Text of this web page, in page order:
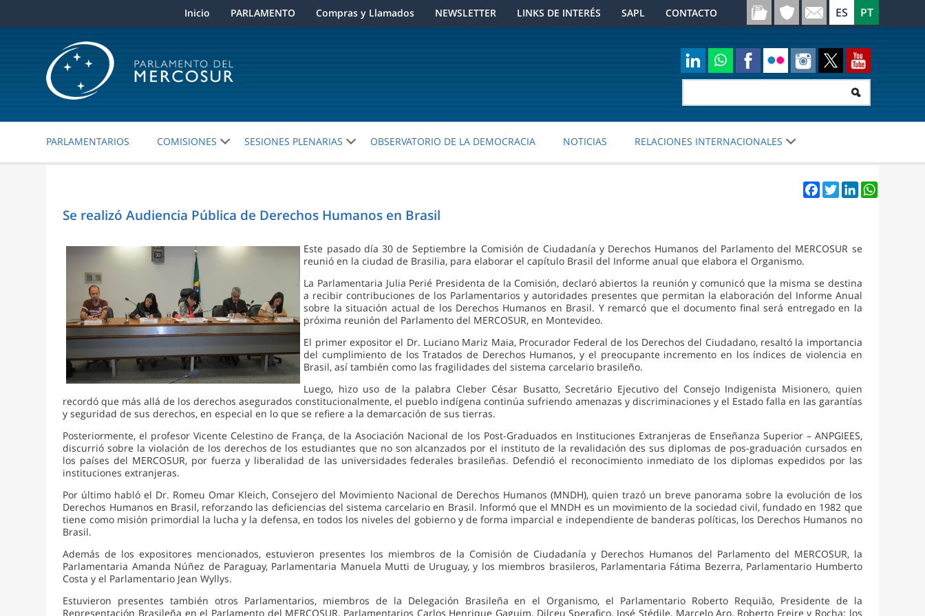
Inicio PARLAMENTO Compras y Llamados NEWSLETTER LINKS DE INTERÉS SAPL CONTACTO
PARLAMENTARIOS COMISIONES SESIONES PLENARIAS OBSERVATORIO DE LA DEMOCRACIA NOTICIAS RELACIONES INTERNACIONALES
Facebook
TwitterLinkedInWhatsApp
Se realizó Audiencia Pública de Derechos Humanos en Brasil
Este pasado día 30 de Septiembre la Comisión de Ciudadanía y Derechos Humanos del Parlamento del MERCOSUR se
reunió en la ciudad de Brasilia, para elaborar el capítulo Brasil del Informe anual que elabora el Organismo.
La Parlamentaria Julia Perié Presidenta de la Comisión, declaró abiertos la reunión y comunicó que la misma se destina
a recibir contribuciones de los Parlamentarios y autoridades presentes que permitan la elaboración del Informe Anual
sobre la situación actual de los Derechos Humanos en Brasil. Y remarcó que el documento final será entregado en la
próxima reunión del Parlamento del MERCOSUR, en Montevideo.
El primer expositor el Dr. Luciano Mariz Maia, Procurador Federal de los Derechos del Ciudadano, resaltó la importancia
del cumplimiento de los Tratados de Derechos Humanos, y el preocupante incremento en los índices de violencia en
Brasil, así también como las fragilidades del sistema carcelario brasileño.
Luego, hizo uso de la palabra Cleber César Busatto, Secretário Ejecutivo del Consejo Indigenista Misionero, quien
recordó que más allá de los derechos asegurados constitucionalmente, el pueblo indígena continúa sufriendo amenazas y discriminaciones y el Estado falla en las garantías
y seguridad de sus derechos, en especial en lo que se refiere a la demarcación de sus tierras.
Posteriormente, el profesor Vicente Celestino de França, de la Asociación Nacional de los Post-Graduados en Instituciones Extranjeras de Enseñanza Superior – ANPGIEES,
discurrió sobre la violación de los derechos de los estudiantes que no son alcanzados por el instituto de la revalidación des sus diplomas de pos-graduación cursados en
los países del MERCOSUR, por fuerza y liberalidad de las universidades federales brasileñas. Defendió el reconocimiento inmediato de los diplomas expedidos por las
instituciones extranjeras.
Por último habló el Dr. Romeu Omar Kleich, Consejero del Movimiento Nacional de Derechos Humanos (MNDH), quien trazó un breve panorama sobre la evolución de los
Derechos Humanos en Brasil, reforzando las deficiencias del sistema carcelario en Brasil. Informó que el MNDH es un movimiento de la sociedad civil, fundado en 1982 que
tiene como misión primordial la lucha y la defensa, en todos los niveles del gobierno y de forma imparcial e independiente de banderas políticas, los Derechos Humanos no
Brasil.
Además de los expositores mencionados, estuvieron presentes los miembros de la Comisión de Ciudadanía y Derechos Humanos del Parlamento del MERCOSUR, la
Parlamentaria Amanda Núñez de Paraguay, Parlamentaria Manuela Mutti de Uruguay, y los miembros brasileros, Parlamentaria Fátima Bezerra, Parlamentario Humberto
Costa y el Parlamentario Jean Wyllys.
Estuvieron presentes también otros Parlamentarios, miembros de la Delegación Brasileña en el Organismo, el Parlamentario Roberto Requião, Presidente de la
Representación Brasileña en el Parlamento del MERCOSUR, Parlamentarios Carlos Henrique Gaguim, Dilceu Sperafico, José Stédile, Marcelo Aro, Roberto Freire y Rocha; los